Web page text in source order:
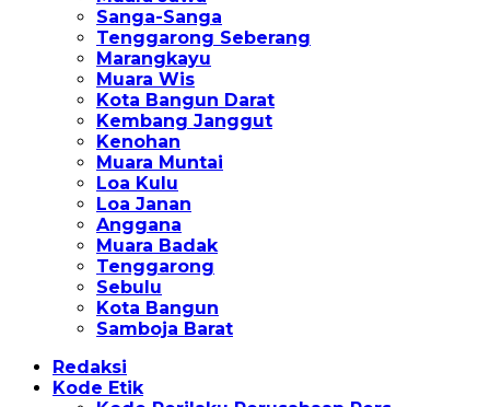
Sanga-Sanga
Tenggarong Seberang
Marangkayu
Muara Wis
Kota Bangun Darat
Kembang Janggut
Kenohan
Muara Muntai
Loa Kulu
Loa Janan
Anggana
Muara Badak
Tenggarong
Sebulu
Kota Bangun
Samboja Barat
Redaksi
Kode Etik